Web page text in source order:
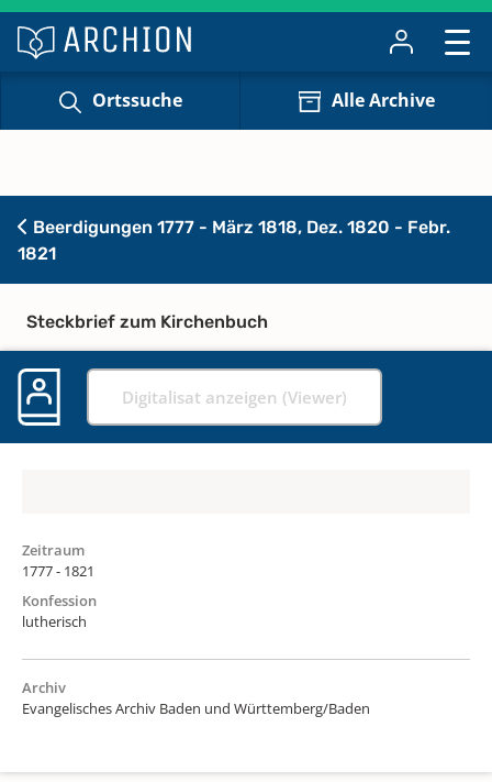
Ortssuche Alle Archive
Beerdigungen 1777 - März 1818, Dez. 1820 - Febr.
1821
Steckbrief zum Kirchenbuch
Digitalisat anzeigen (Viewer)
Zeitraum
1777 - 1821
Konfession
lutherisch
Archiv
Evangelisches Archiv Baden und Württemberg/Baden